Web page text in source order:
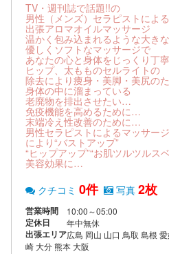
TV・週刊誌で話題!!の
男性（メンズ）セラピストによ
出張アロマオイルマッサージ
温かく包み込まれるような大き
優しくソフトなマッサージで
あなたの心と身体をじっくり丁
ヒップ、太もものセルライトの
除去により痩身・美脚・美尻の
身体の中に溜まっている
老廃物を排出させたい…
免疫機能を高めるために…
末端冷え性改善のために…
男性セラピストによるマッサー
により“バストアップ”
“ヒップアップ”“お肌ツルツルス
美容効果に…
クチコミ 0件 写真 2枚
営業時間 10:00～05:00
定休日 年中無休
出張エリア広島 岡山 山口 鳥取 島根
崎 大分 熊本 大阪